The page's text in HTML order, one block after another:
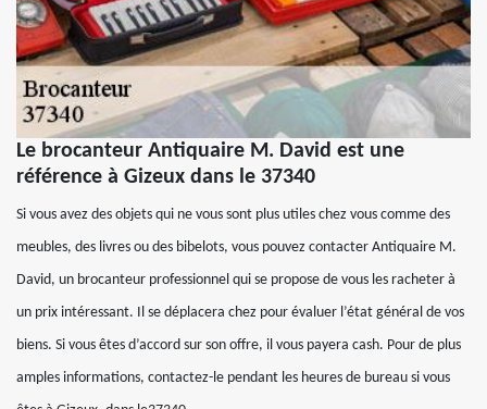
Le brocanteur Antiquaire M. David est une
référence à Gizeux dans le 37340
Si vous avez des objets qui ne vous sont plus utiles chez vous comme des
meubles, des livres ou des bibelots, vous pouvez contacter Antiquaire M.
David, un brocanteur professionnel qui se propose de vous les racheter à
un prix intéressant. Il se déplacera chez pour évaluer l’état général de vos
biens. Si vous êtes d’accord sur son offre, il vous payera cash. Pour de plus
amples informations, contactez-le pendant les heures de bureau si vous